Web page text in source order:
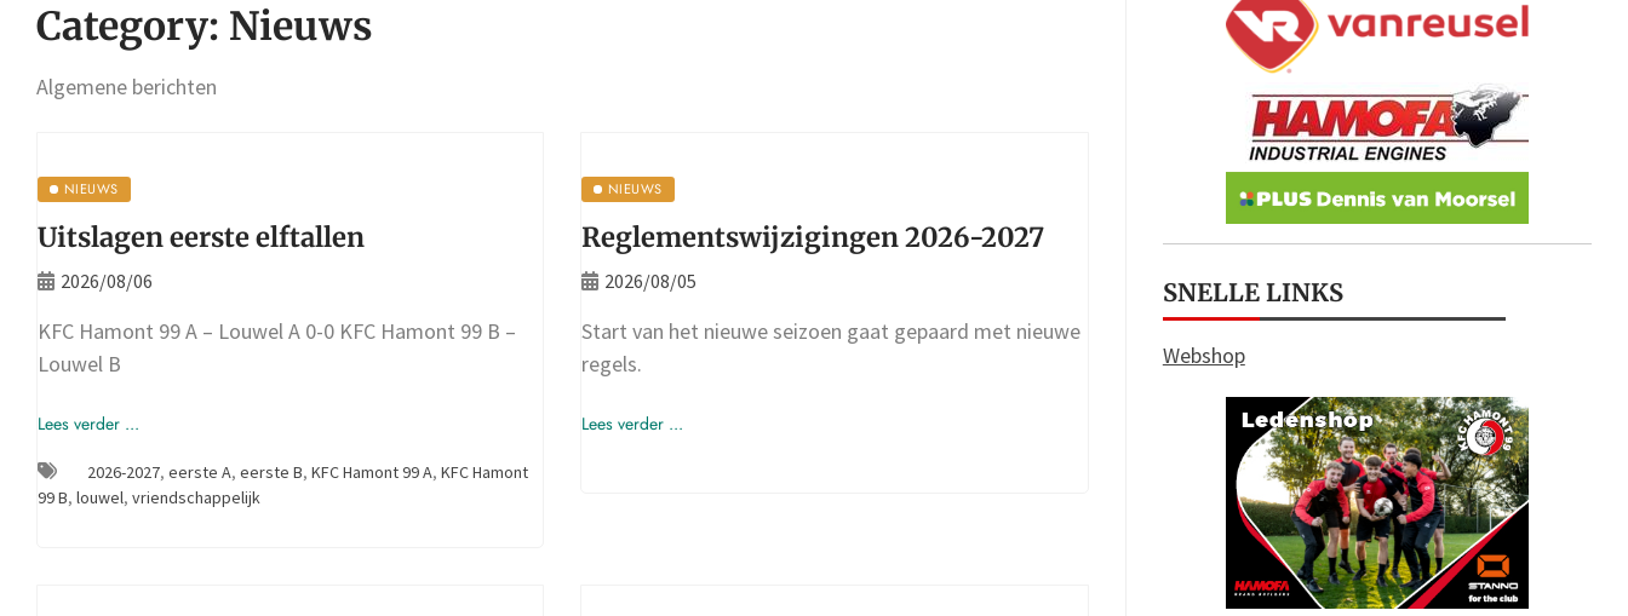
Category: Nieuws
Algemene berichten
NIEUWS
Uitslagen eerste elftallen
2026/08/06
KFC Hamont 99 A – Louwel A 0-0 KFC Hamont 99 B –
Louwel B
Lees verder ...
2026-2027, eerste A, eerste B, KFC Hamont 99 A, KFC Hamont
99 B, louwel, vriendschappelijk
NIEUWS
Reglementswijzigingen 2026-2027
2026/08/05
Start van het nieuwe seizoen gaat gepaard met nieuwe
regels.
Lees verder ...
SNELLE LINKS
Webshop